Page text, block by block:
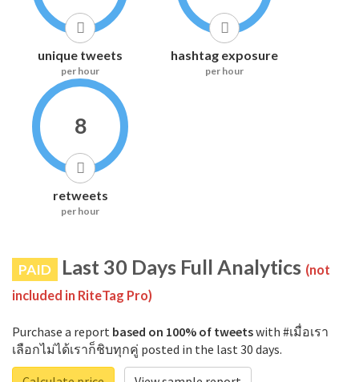
unique tweets
per hour
hashtag exposure
per hour
8
retweets
per hour
PAID Last 30 Days Full Analytics (not
included in RiteTag Pro)
Purchase a report based on 100% of tweetswith #เมื่อเรา
เลือกไม่ได้เราก็ชิบทุกคู่ posted in the last 30 days.